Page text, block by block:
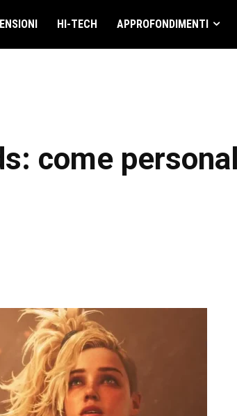
HI-TECH APPROFONDIMENTI
come